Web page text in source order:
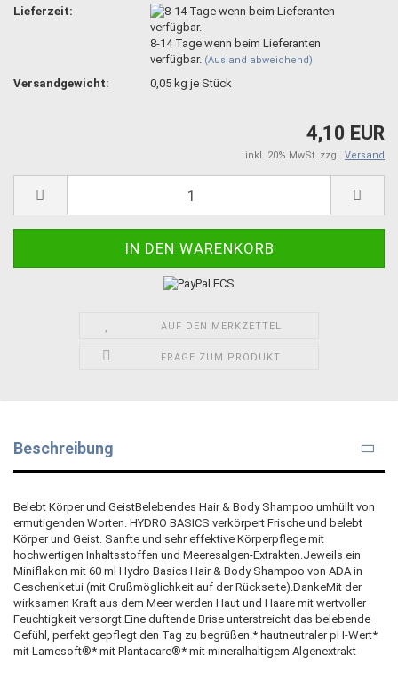
Lieferzeit:
8-14 Tage wenn beim Lieferanten
verfügbar. (Ausland abweichend)
Versandgewicht: 0,05 kg je Stück
4,10 EUR
inkl. 20% MwSt. zzgl. Versand
AUF DEN MERKZETTEL
FRAGE ZUM PRODUKT
Beschreibung
Belebt Körper und GeistBelebendes Hair & Body Shampoo umhüllt von
ermutigenden Worten. HYDRO BASICS verkörpert Frische und belebt
Körper und Geist. Sanfte und sehr effektive Körperpflege mit
hochwertigen Inhaltsstoffen und Meeresalgen-Extrakten.Jeweils ein
Miniflakon mit 60 ml Hydro Basics Hair & Body Shampoo von ADA in
Geschenketui (mit Grußmöglichkeit auf der Rückseite).DankeMit der
wirksamen Kraft aus dem Meer werden Haut und Haare mit wertvoller
Feuchtigkeit versorgt.Eine duftende Brise unterstreicht das belebende
Gefühl, perfekt gepflegt den Tag zu begrüßen.* hautneutraler pH-Wert*
mit Lamesoft®* mit Plantacare®* mit mineralhaltigem Algenextrakt